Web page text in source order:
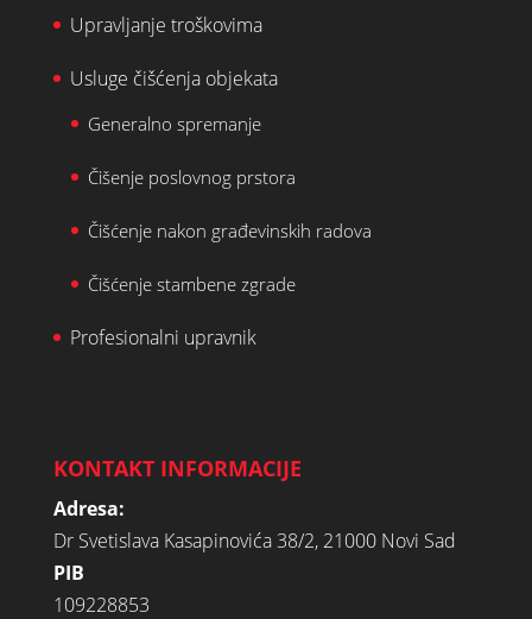
Upravljanje troškovima
Usluge čišćenja objekata
Generalno spremanje
Čišenje poslovnog prstora
Čišćenje nakon građevinskih radova
Čišćenje stambene zgrade
Profesionalni upravnik
KONTAKT INFORMACIJE
Adresa:
Dr Svetislava Kasapinovića 38/2, 21000 Novi Sad
PIB
109228853